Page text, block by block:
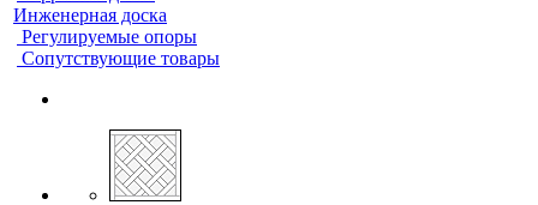
Инженерная доска
Регулируемые опоры
Сопутствующие товары